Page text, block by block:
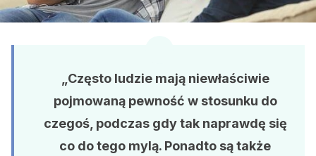
„Często ludzie mają niewłaściwie
pojmowaną pewność w stosunku do
czegoś, podczas gdy tak naprawdę się
co do tego mylą. Ponadto są także